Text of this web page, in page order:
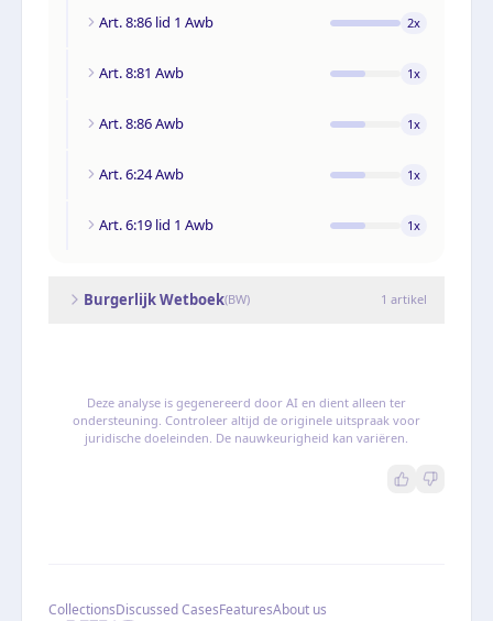
Art. 8:86 lid 1 Awb 2x
Art. 8:81 Awb 1x
Art. 8:86 Awb 1x
Art. 6:24 Awb 1x
Art. 6:19 lid 1 Awb 1x
Burgerlijk Wetboek(BW) 1 artikel
Deze analyse is gegenereerd door AI en dient alleen ter
ondersteuning. Controleer altijd de originele uitspraak voor
juridische doeleinden. De nauwkeurigheid kan variëren.
CollectionsDiscussed CasesFeaturesAbout us